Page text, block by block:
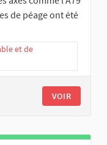
de péage ont été
et de
VOIR